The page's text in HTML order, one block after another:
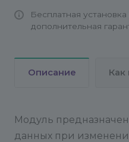
ниже список самих
прочего, позволяет
копий, их число
запускаем ее
Бесплатная
дополнительная
Описание Как
Модуль
данных при